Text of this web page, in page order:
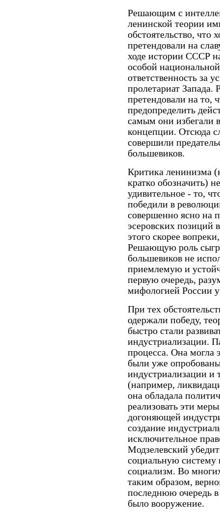
Решающим с
ленинской теории
обстоятельство, что
претендовали на
ходе истории СССР
особой
ответственность за
пролетариат
претендовали на то,
предопределить
самым они избегали
концепции. Отсюда
совершили
большевиков.
Критика ленинизма
кратко обозначить)
удивительное - то,
победили в
совершенно ясно на
эсеровских позиций
этого скорее
Решающую роль
большевиков не
приемлемую и
первую очередь,
мифологией России
При тех
одержали победу,
быстро стали
индустриализации.
процесса. Она могла
были уже
индустриализации и
(например,
она обладала
реализовать эти
догоняющей
создание
исключительное
Модзелевский
социальную систему
социализм. Во
таким образом,
последнюю очередь в
было вооружение.